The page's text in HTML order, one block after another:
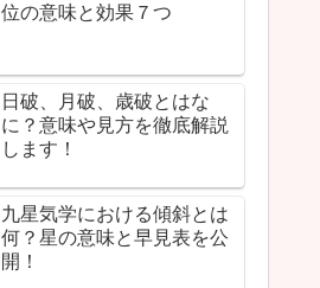
位の意味と効果７つ
日破、月破、歳破とはな
に？意味や見方を徹底解説
します！
九星気学における傾斜とは
何？星の意味と早見表を公
開！